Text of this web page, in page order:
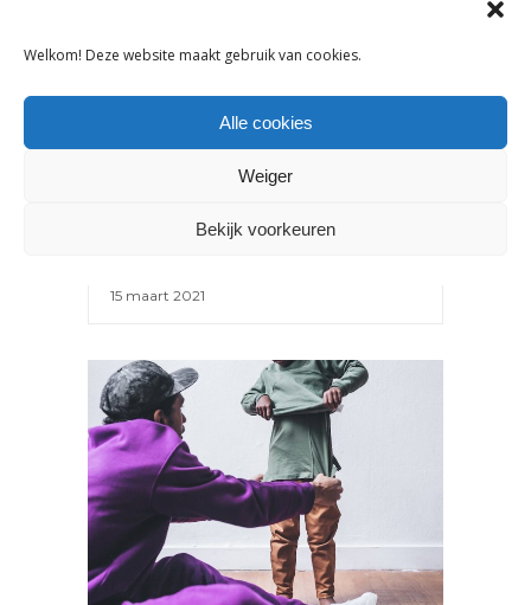
Welkom! Deze website maakt gebruik van cookies.
Alle cookies
Weiger
Bekijk voorkeuren
IVY & OAK LANCEERT TWEEDE
15 maart 2021